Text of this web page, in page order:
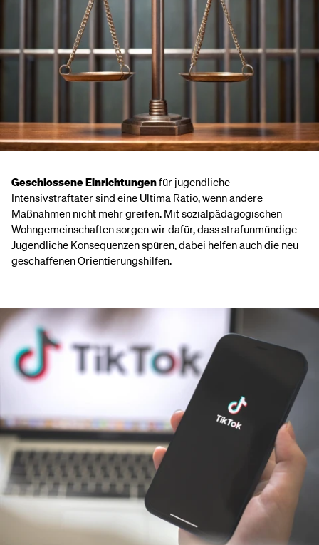
Geschlossene Einrichtungenfür jugendliche
Intensivstraftäter sind eine Ultima Ratio, wenn andere
Maßnahmen nicht mehr greifen. Mit sozialpädagogischen
Wohngemeinschaften sorgen wir dafür, dass strafunmündige
Jugendliche Konsequenzen spüren, dabei helfen auch die neu
geschaffenen Orientierungshilfen.